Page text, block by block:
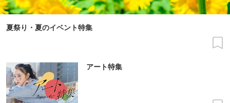
夏祭り・夏のイベント特集
アート特集